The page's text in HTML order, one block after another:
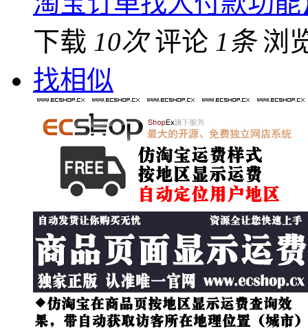
下载 10次 评论 1条 浏
找相似